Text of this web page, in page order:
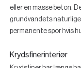
eller en masse beton.
grundvandets
permanente spor hvis
Krydsfinerinteriør